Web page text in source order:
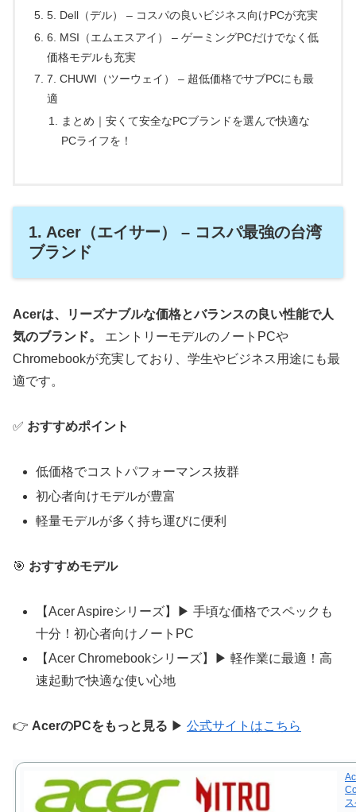
5. Dell（デル） – コスパの良いビジネス向けPCが充実
6. MSI（エムエスアイ） – ゲーミングPCだけでなく低
価格モデルも充実
7. CHUWI（ツーウェイ） – 超低価格でサブPCにも最
適
まとめ｜安くて安全なPCブランドを選んで快適な
PCライフを！
1. Acer（エイサー） – コスパ最強の台湾
ブランド
Acerは、リーズナブルな価格とバランスの良い性能で人
気のブランド。
エントリーモデルのノートPCや
Chromebookが充実しており、学生やビジネス用途にも最
適です。
✅ おすすめポイント
低価格でコストパフォーマンス抜群
初心者向けモデルが豊富
軽量モデルが多く持ち運びに便利
🎯 おすすめモデル
【Acer Aspireシリーズ】▶ 手頃な価格でスペックも
十分！初心者向けノートPC
【Acer Chromebookシリーズ】▶ 軽作業に最適！高
速起動で快適な使い心地
👉 AcerのPCをもっと見る ▶ 公式サイトはこちら